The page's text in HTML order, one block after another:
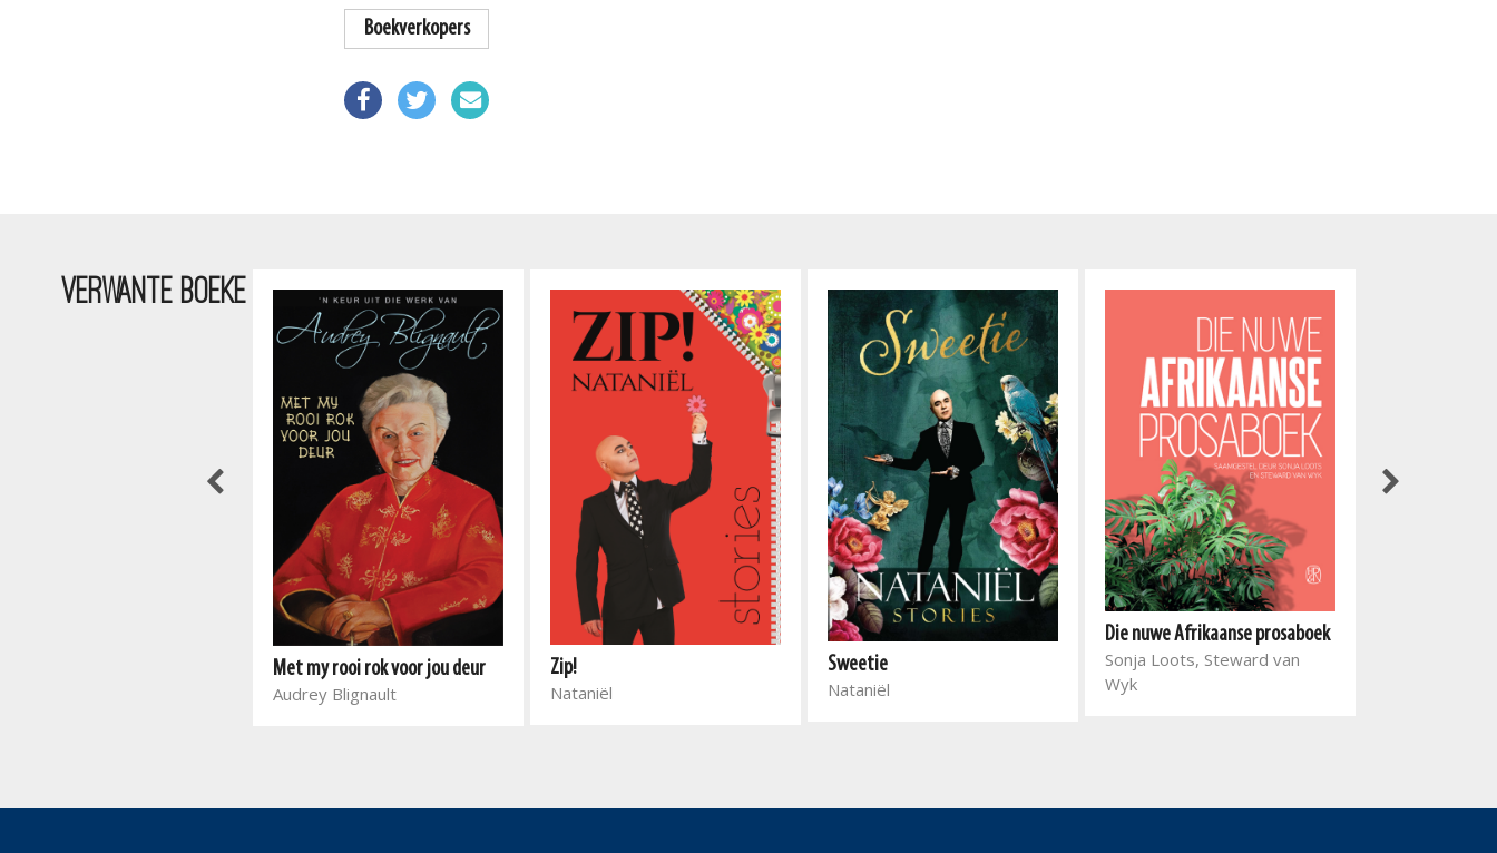
Boekverkopers
VERWANTE BOEKE
Met my rooi rok voor jou deur
Audrey Blignault
Zip!
Nataniël
Sweetie
Nataniël
Die nuwe Afrikaanse prosaboek
Sonja Loots, Steward van
Wyk